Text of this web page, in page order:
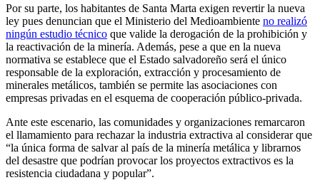
Por su parte, los habitantes de Santa Marta exigen revertir la nueva
ley pues denuncian que el Ministerio del Medioambiente no realizó
ningún estudio técnico que valide la derogación de la prohibición y
la reactivación de la minería. Además, pese a que en la nueva
normativa se establece que el Estado salvadoreño será el único
responsable de la exploración, extracción y procesamiento de
minerales metálicos, también se permite las asociaciones con
empresas privadas en el esquema de cooperación público-privada.
Ante este escenario, las comunidades y organizaciones remarcaron
el llamamiento para rechazar la industria extractiva al considerar que
“la única forma de salvar al país de la minería metálica y librarnos
del desastre que podrían provocar los proyectos extractivos es la
resistencia ciudadana y popular”.